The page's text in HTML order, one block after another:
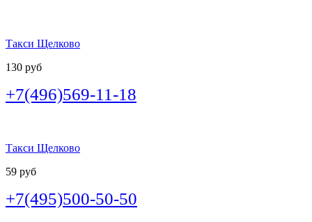
Такси Щелково
130 руб
+7(496)569-11-18
Такси Щелково
59 руб
+7(495)500-50-50